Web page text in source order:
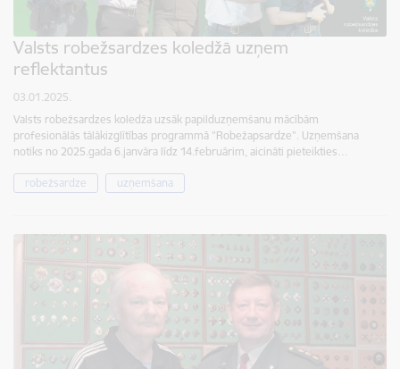
Valsts robežsardzes koledžā uzņem
reflektantus
03.01.2025.
Valsts robežsardzes koledža uzsāk papilduzņemšanu mācībām
profesionālās tālākizglītības programmā "Robežapsardze". Uzņemšana
notiks no 2025.gada 6.janvāra līdz 14.februārim, aicināti pieteikties…
robežsardze uzņemšana